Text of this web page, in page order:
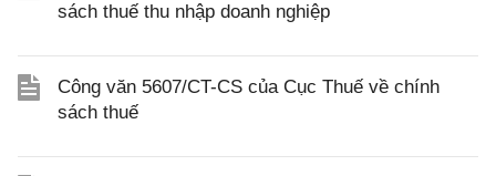
sách thuế thu nhập doanh nghiệp
Công văn 5607/CT-CS của Cục Thuế về chính
sách thuế